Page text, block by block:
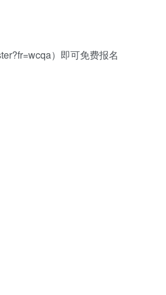
）即可免费报名